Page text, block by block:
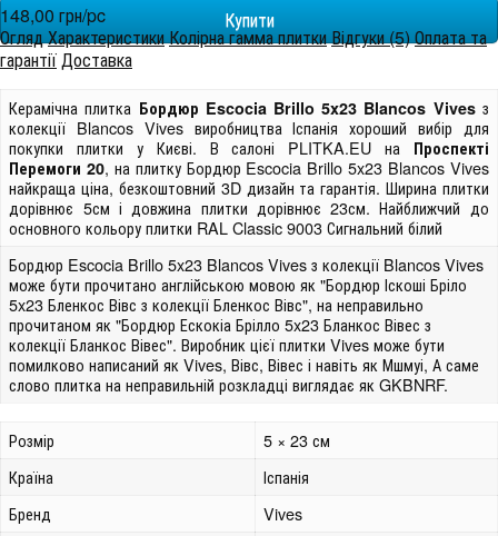
148,00 грн/pc
ОглядХарактеристикиКолірна гамма плиткиВідгуки (5)Оплата та
гарантії Доставка
Керамічна плитка Бордюр Escocia Brillo 5x23 Blancos Vivesз
колекції Blancos Vives виробництва Іспанія хороший вибір для
покупки плитки у Києві. В салоні PLITKA.EU на Проспекті
Перемоги 20, на плитку Бордюр Escocia Brillo 5x23 Blancos Vives
найкраща ціна, безкоштовний 3D дизайн та гарантія. Ширина плитки
дорівнює 5см і довжина плитки дорівнює 23см. Найближчий до
основного кольору плитки RAL Classic 9003 Сигнальний білий
Бордюр Escocia Brillo 5x23 Blancos Vives з колекції Blancos Vives
може бути прочитано англійською мовою як "Бордюр Іскоші Бріло
5x23 Бленкос Вівс з колекції Бленкос Вівс", на неправильно
прочитаном як "Бордюр Ескокіа Брілло 5x23 Бланкос Вівес з
колекції Бланкос Вівес". Виробник цієї плитки Vives може бути
помилково написаний як Vives, Вівс, Вівес і навіть як Мшмуі, А саме
слово плитка на неправильній розкладці виглядає як GKBNRF.
Розмір
5 × 23 см
Країна
Іспанія
Бренд
Vives